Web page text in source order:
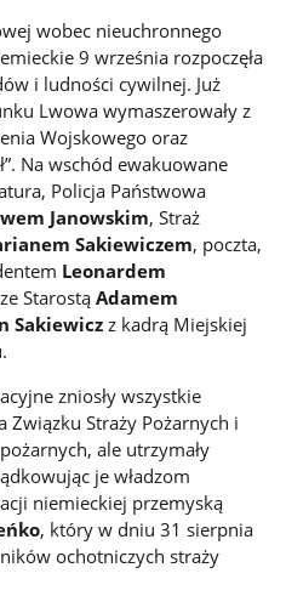
wobec nieuchronnego
9 września rozpoczęła
i ludności cywilnej. Już
Lwowa wymaszerowały z
Wojskowego oraz
Na wschód ewakuowane
Policja Państwowa
Janowskim, Straż
Sakiewiczem, poczta,
Leonardem
StarostąAdamem
Sakiewicz z kadrą Miejskiej
zniosły wszystkie
Związku Straży Pożarnych i
ale utrzymały
je władzom
niemieckiej przemyską
, który w dniu 31 sierpnia
ochotniczych straży